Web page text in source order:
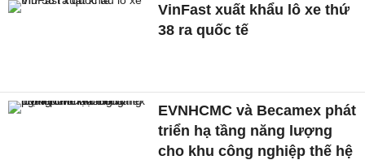
VinFast xuất khẩu lô xe thứ
38 ra quốc tế
EVNHCMC và Becamex phát
triển hạ tầng năng lượng
cho khu công nghiệp thế hệ